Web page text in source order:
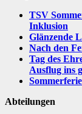
TSV
Inklusion
Glänzende
Nach den
Tag des
Ausflug ins
Abteilungen